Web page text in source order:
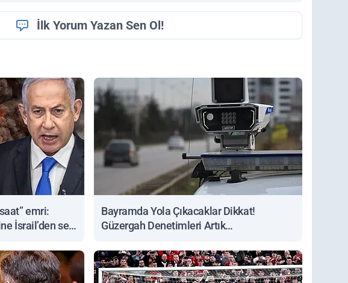
İlk Yorum Yazan Sen Ol!
emri:
İsrail’den sert
Bayramda Yola Çıkacaklar Dikkat!
Güzergah Denetimleri Artık